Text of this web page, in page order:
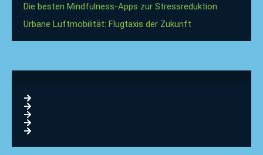
Die besten Mindfulness-Apps zur Stressreduktion
Urbane Luftmobilität: Flugtaxis der Zukunft